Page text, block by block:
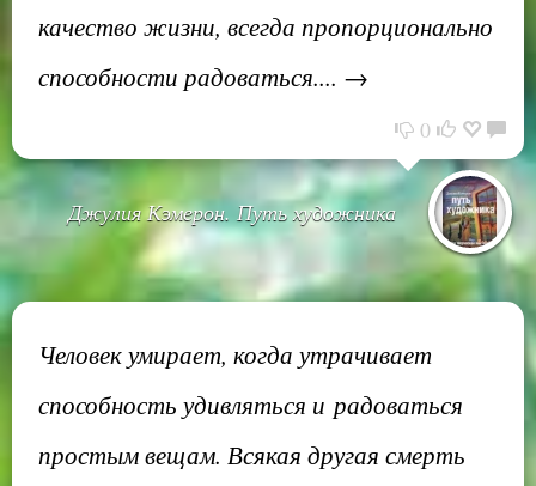
качество жизни, всегда пропорционально
способности радоваться.... →
0
Джулия Кэмерон. Путь художника
Человек умирает, когда утрачивает
способность удивляться и радоваться
простым вещам. Всякая другая смерть